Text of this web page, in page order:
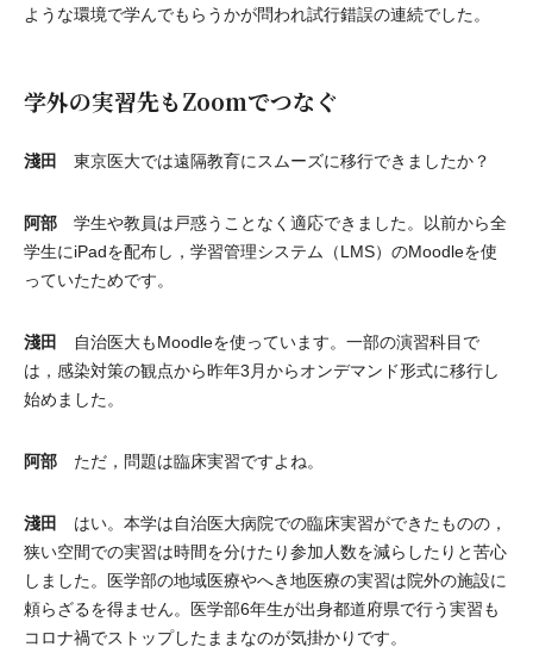
ような環境で学んでもらうかが問われ試行錯誤の連続でした。
学外の実習先もZoomでつなぐ
淺田 東京医大では遠隔教育にスムーズに移行できましたか？
阿部 学生や教員は戸惑うことなく適応できました。以前から全
学生にiPadを配布し，学習管理システム（LMS）のMoodleを使
っていたためです。
淺田 自治医大もMoodleを使っています。一部の演習科目で
は，感染対策の観点から昨年3月からオンデマンド形式に移行し
始めました。
阿部 ただ，問題は臨床実習ですよね。
淺田 はい。本学は自治医大病院での臨床実習ができたものの，
狭い空間での実習は時間を分けたり参加人数を減らしたりと苦心
しました。医学部の地域医療やへき地医療の実習は院外の施設に
頼らざるを得ません。医学部6年生が出身都道府県で行う実習も
コロナ禍でストップしたままなのが気掛かりです。